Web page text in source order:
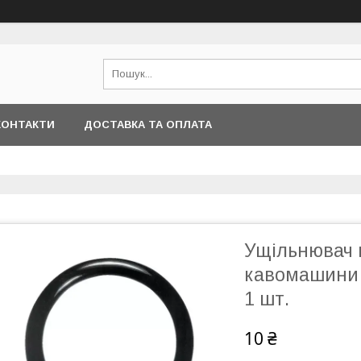
ДОСТАВКА ТА ОПЛАТА
Ущільнювач
1 шт.
10 ₴